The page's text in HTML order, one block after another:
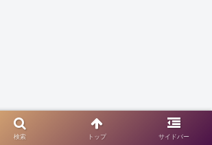
検索 トップ サイドバー